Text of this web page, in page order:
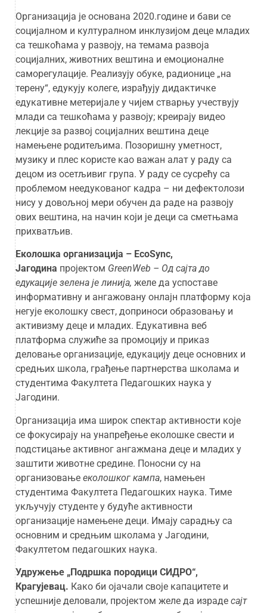
Организација је основана 2020.године и бави се
социјалном и културалном инклузијом деце младих
са тешкоћама у развоју, на темама развоја
социјалних, животних вештина и емоционалне
саморегулације. Реализују обуке, радионице „на
терену“, едукују колеге, израђују дидактичке
едукативне метеријале у чијем стварњу учествују
млади са тешкоћама у развоју; креирају видео
лекције за развој социјалних вештина деце
намењене родитељима. Позоришну уметност,
музику и плес користе као важан алат у раду са
децом из осетљивиг група. У раду се сусрећу са
проблемом неедукованог кадра – ни дефектолози
нису у довољној мери обучен да раде на развоју
ових вештина, на начин који је деци са сметњама
прихватљив.
Еколошка организација – EcoSync,
Јагодина пројектом GreenWeb – Од сајта до
едукације зелена је линија, желе да успоставе
информативну и ангажовану онлајн платформу која
негује еколошку свест, доприноси образовању и
активизму деце и младих. Едукативна веб
платформа служиће за промоцију и приказ
деловање организације, едукацију деце основних и
средњих школа, грађење партнерства школама и
студентима Факултета Педагошких наука у
Јагодини.
Организација има широк спектар активности које
се фокусирају на унапређење еколошке свести и
подстицање активног ангажмана деце и младих у
заштити животне средине. Поносни су на
организовање еколошког кампа, намењен
студентима Факултета Педагошких наука. Тиме
укључују студенте у будуће активности
организације намењене деци. Имају сарадњу са
основним и средњим школама у Јагодини,
Факултетом педагошких наука.
Удружење „Подршка породици СИДРО“,
Крагујевац. Како би ојачали своје капацитете и
успешније деловали, пројектом желе да израде сајт